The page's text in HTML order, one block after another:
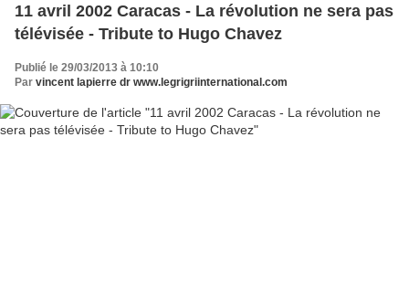
11 avril 2002 Caracas - La révolution ne sera pas
télévisée - Tribute to Hugo Chavez
Publié le 29/03/2013 à 10:10
Par vincent lapierre dr www.legrigriinternational.com